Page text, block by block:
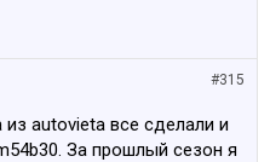
#315
из autovieta все сделали и
За прошлый сезон я